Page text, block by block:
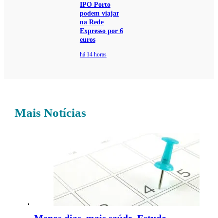
IPO Porto
podem viajar
na Rede
Expresso por 6
euros
há 14 horas
Mais Notícias